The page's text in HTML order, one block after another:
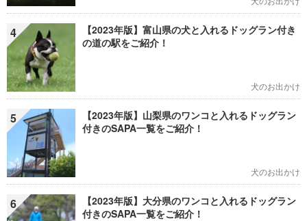
4
【2023年版】富山県の犬と入れるドッグラン付き
の道の駅をご紹介！
犬のお出かけ
5
【2023年版】山梨県のワンコと入れるドッグラン
付きのSAPA一覧をご紹介！
犬のお出かけ
6
【2023年版】大分県のワンコと入れるドッグラン
付きのSAPA一覧をご紹介！